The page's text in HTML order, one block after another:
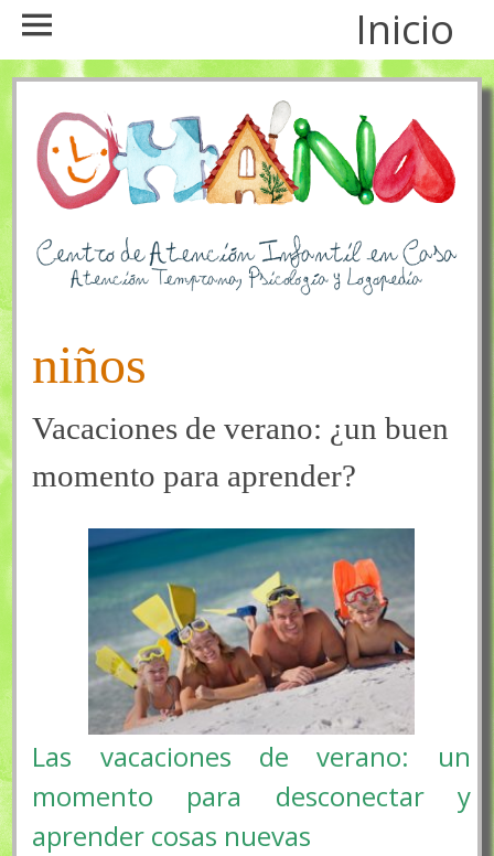
Inicio
niños
Vacaciones de verano: ¿un buen
momento para aprender?
Las vacaciones de verano: un
momento para desconectar y
aprender cosas nuevas